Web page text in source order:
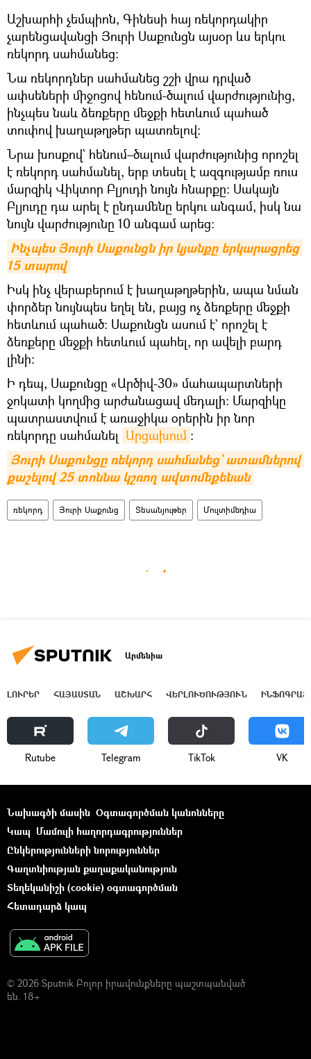
Աշխարհի չեմպիոն, Գինեսի հայ ռեկորդակիր
չարենցավանցի Յուրի Սաքունցն այսօր ևս երկու
ռեկորդ սահմանեց։
Նա ռեկորդներ սահմանեց շշի վրա դրված
ափսեների միջոցով հենում-ծալում վարժությունից,
ինչպես նաև ձեռքերը մեջքի հետևում պահած
տուփով խաղաթղթեր պատռելով։
Նրա խոսքով` հենում–ծալում վարժությունից որոշել
է ռեկորդ սահմանել, երբ տեսել է ազգությամբ ռուս
մարզիկ Վիկտոր Բլյուդի նույն հնարքը։ Սակայն
Բլյուդը դա արել է ընդամենը երկու անգամ, իսկ նա
նույն վարժությունը 10 անգամ արեց։
Ինչպես Յուրի Սաքունցն իր կյանքը երկարացրեց
15 տարով
Իսկ ինչ վերաբերում է խաղաթղթերին, ապա նման
փորձեր նույնպես եղել են, բայց ոչ ձեռքերը մեջքի
հետևում պահած։ Սաքունցն ասում է` որոշել է
ձեռքերը մեջքի հետևում պահել, որ ավելի բարդ
լինի։
Ի դեպ, Սաքունցը «Արծիվ-30» մահապարտների
ջոկատի կողմից արժանացավ մեդալի։ Մարզիկը
պատրաստվում է առաջիկա օրերին իր նոր
ռեկորդը սահմանել Արցախում ։
Յուրի Սաքունցը ռեկորդ սահմանեց` ատամներով
քաշելով 25 տոննա կշռող ավտոմեքենան
ռեկորդ Յուրի Սաքունց Տեսանյութեր Մուլտիմեդիա
Արմենիա
ԼՈՒՐԵՐ ՀԱՅԱՍՏԱՆ ԱՇԽԱՐՀ ՎԵՐԼՈՒԾՈՒԹՅՈՒՆ
Rutube Telegram ТikТоk VK
Նախագծի մասին Օգտագործման կանոնները
Կապ Մամուլի հաղորդագրություններ
Ընկերությունների նորություններ
Գաղտնիության քաղաքականություն
Տեղեկանիշի (cookie) օգտագործման
Հետադարձ կապ
© 2026 Sputnik Բոլոր իրավունքները պաշտպանված
են. 18+